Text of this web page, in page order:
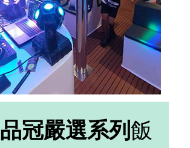
品冠嚴選系列飯